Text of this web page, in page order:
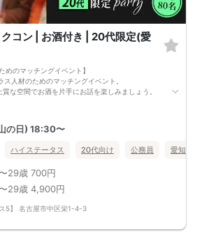
コン | お酒付き | 20代限定(愛
めのマッチングイベント】
人材のためのマッチングイベント。
な空間でお酒を片手にお話を楽しみましょう。
だけない方はご参加いただけません
やむを得ない事情（ご予約者様の当日キャンセル
であらかじめご了承ください。
しください。10分以上の遅刻はご参加をお断り
の日) 18:30〜
ハイステータス 20代向け 公務員 愛知県
29歳 700円
29歳 4,900円
5】 名古屋市中区栄1-4-3